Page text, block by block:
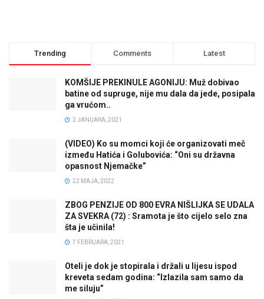
Trending Comments Latest
KOMŠIJE PREKINULE AGONIJU: Muž dobivao
batine od supruge, nije mu dala da jede, posipala
ga vrućom..
2 JANUARA, 2021
(VIDEO) Ko su momci koji će organizovati meč
između Hatića i Golubovića: “Oni su državna
opasnost Njemačke”
22 MAJA, 2022
ZBOG PENZIJE OD 800 EVRA NIŠLIJKA SE UDALA
ZA SVEKRA (72) : Sramota je što cijelo selo zna
šta je učinila!
7 FEBRUARA, 2021
Oteli je dok je stopirala i držali u lijesu ispod
kreveta sedam godina: “Izlazila sam samo da
me siluju”